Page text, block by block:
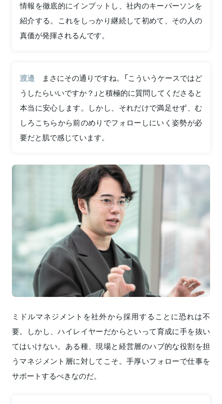
情報を徹底的にインプットし、社内のキーパーソンを
紹介する。これをしっかり継続して初めて、その人の
真価が発揮されるんです。
渡邉
まさにその通りですね。「こういうケースではど
うしたらいいですか？」と積極的に質問してくださると
本当に安心します。しかし、それだけで満足せず、む
しろこちらから前のめりでフォローしにいく姿勢が必
要だと肌で感じています。
ミドルマネジメントを社外から採用することに恐れは不
要。しかし、ハイレイヤーだからといって育成に手を抜い
てはいけない。ある種、現場と経営層のハブ的な役割を担
うマネジメント層に対してこそ。手厚いフォローで仕事を
サポートするべきなのだ。